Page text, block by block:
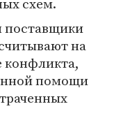
поставщики
на
конфликта,
помощи